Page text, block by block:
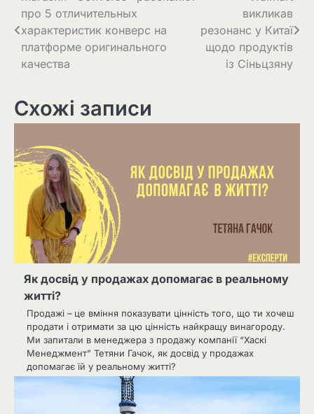
записів
про 5 отличительных
характеристик конверс на
платформе оригинального
качества
викликав
резонанс у Китаї
щодо продуктів
із Сіньцзяну
Схожі записи
Як досвід у продажах допомагає в реальному
житті?
Продажі – це вміння показувати цінність того, що ти хочеш
продати і отримати за цю цінність найкращу винагороду.
Ми запитали в менеджера з продажу компанії “Хаскі
Менеджмент” Тетяни Гачок, як досвід у продажах
допомагає їй у реальному житті?